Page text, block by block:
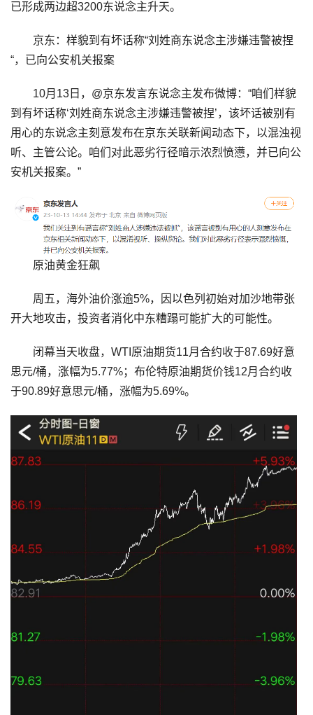
已形成两边超3200东说念主升天。
京东：样貌到有坏话称“刘姓商东说念主涉嫌违警被捏
“，已向公安机关报案
10月13日，@京东发言东说念主发布微博：“咱们样貌
到有坏话称‘刘姓商东说念主涉嫌违警被捏’，该坏话被别有
用心的东说念主刻意发布在京东关联新闻动态下，以混浊视
听、主管公论。咱们对此恶劣行径暗示浓烈愤懑，并已向公
安机关报案。”
原油黄金狂飙
周五，海外油价涨逾5%，因以色列初始对加沙地带张
开大地攻击，投资者消化中东糟蹋可能扩大的可能性。
闭幕当天收盘，WTI原油期货11月合约收于87.69好意
思元/桶，涨幅为5.77%；布伦特原油期货价钱12月合约收
于90.89好意思元/桶，涨幅为5.69%。